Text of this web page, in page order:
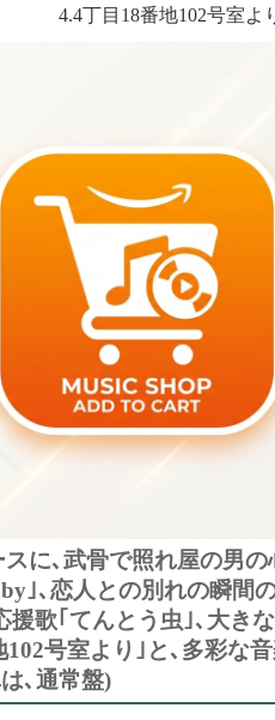
4.4丁目18番地102号室よ
に､武骨で照れ屋の男
｣､恋人との別れの瞬間
援歌｢てんとう虫｣､大き
102号室より｣と､多彩な
､通常盤)